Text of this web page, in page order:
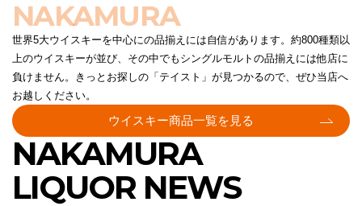
NAKAMURA
世界5大ウイスキーを中心にの品揃えには自信があります。約800種類以
上のウイスキーが並び、その中でもシングルモルトの品揃えには他店に
負けません。きっとお探しの「テイスト」が見つかるので、ぜひ当店へ
お越しください。
ウイスキー商品一覧を見る
NAKAMURA
LIQUOR NEWS